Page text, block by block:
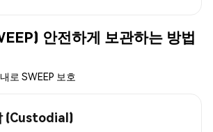
안전하게 보관하는 방법
로 SWEEP 보호
(Custodial)